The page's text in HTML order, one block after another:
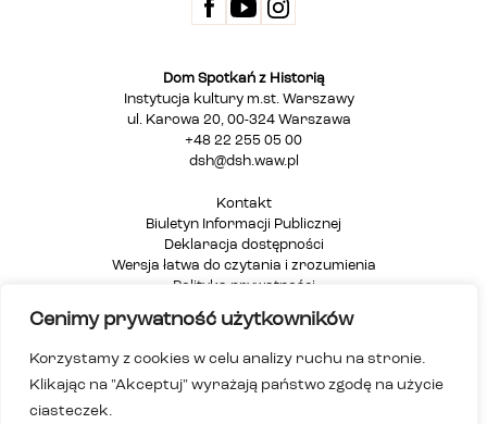
Cenimy prywatność użytkowników
Korzystamy z cookies w celu analizy ruchu na stronie.
Klikając na "Akceptuj" wyrażają państwo zgodę na użycie
ciasteczek.
Dom Spotkań z Historią
Instytucja kultury m.st. Warszawy
ul. Karowa 20, 00-324 Warszawa
+48 22 255 05 00
dsh@dsh.waw.pl
Kontakt
Biuletyn Informacji Publicznej
Deklaracja dostępności
Wersja łatwa do czytania i zrozumienia
Polityka prywatności
Mapa strony